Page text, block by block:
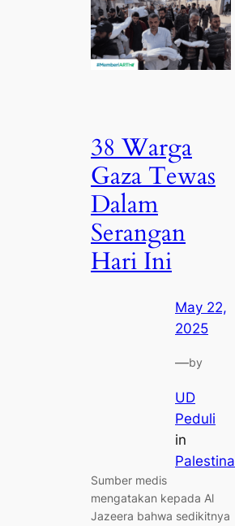
38 Warga
Gaza Tewas
Dalam
Serangan
Hari Ini
May 22,
2025
—by
UD
Peduli
in
Palestina
Sumber medis
mengatakan kepada Al
Jazeera bahwa sedikitnya